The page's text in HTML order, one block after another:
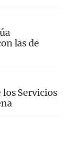
las de
los Servicios